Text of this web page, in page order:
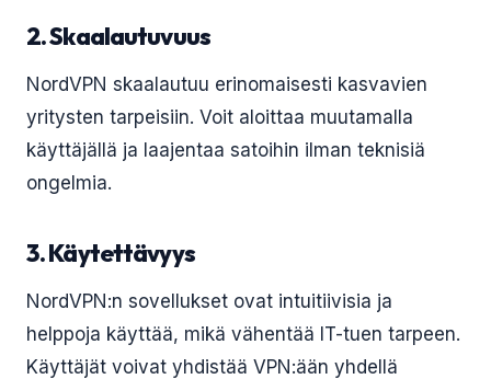
2. Skaalautuvuus
NordVPN skaalautuu erinomaisesti kasvavien
yritysten tarpeisiin. Voit aloittaa muutamalla
käyttäjällä ja laajentaa satoihin ilman teknisiä
ongelmia.
3. Käytettävyys
NordVPN:n sovellukset ovat intuitiivisia ja
helppoja käyttää, mikä vähentää IT-tuen tarpeen.
Käyttäjät voivat yhdistää VPN:ään yhdellä